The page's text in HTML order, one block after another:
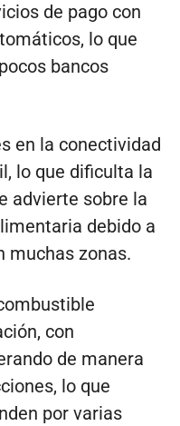
de pago con
lo que
bancos
en la conectividad
lo que dificulta la
advierte sobre la
debido a
muchas zonas.
con
de manera
lo que
por varias